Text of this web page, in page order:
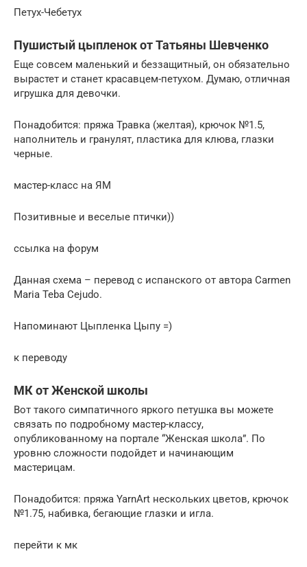
Петух-Чебетух
Пушистый цыпленок от Татьяны Шевченко
Еще совсем маленький и беззащитный, он обязательно
вырастет и станет красавцем-петухом. Думаю, отличная
игрушка для девочки.
Понадобится: пряжа Травка (желтая), крючок №1.5,
наполнитель и гранулят, пластика для клюва, глазки
черные.
мастер-класс на ЯМ
Позитивные и веселые птички))
ссылка на форум
Данная схема – перевод с испанского от автора Carmen
Maria Teba Cejudo.
Напоминают Цыпленка Цыпу =)
к переводу
МК от Женской школы
Вот такого симпатичного яркого петушка вы можете
связать по подробному мастер-классу,
опубликованному на портале “Женская школа”. По
уровню сложности подойдет и начинающим
мастерицам.
Понадобится: пряжа YarnArt нескольких цветов, крючок
№1.75, набивка, бегающие глазки и игла.
перейти к мк